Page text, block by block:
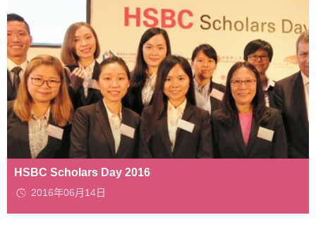
HSBC Scholars Day 2016
2016年06月14日